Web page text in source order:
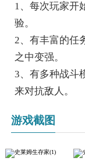
1、每次玩家开
验。
2、有丰富的任
之中变强。
3、有多种战斗
来对抗敌人。
游戏截图